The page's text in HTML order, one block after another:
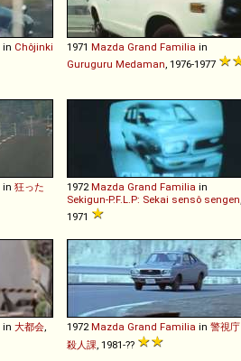
in Chôjinki
1971 Mazda Grand Familia in
Guruguru Medaman , 1976-1977
in 狂った
1972 Mazda Grand Familia in
Sekigun-P.F.L.P: Sekai sensô sengen
1971
in 大都会 1972 Mazda Grand Familia in 警視庁
殺人課 , 1981-??